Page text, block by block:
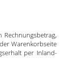
Rechnungsbetrag,
Warenkorbseite
per Inland-